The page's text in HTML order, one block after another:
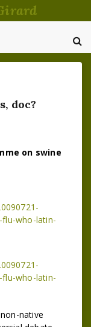
doc?
flu-who-latin-
flu-who-latin-
native